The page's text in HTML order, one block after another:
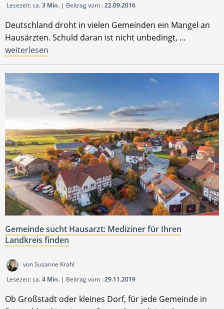
Lesezeit: ca.3 Min. | Beitrag vom :22.09.2016
Deutschland droht in vielen Gemeinden ein Mangel an
Hausärzten. Schuld daran ist nicht unbedingt, …
weiterlesen
Gemeinde sucht Hausarzt: Mediziner für Ihren
Landkreis finden
von Susanne Krahl
Lesezeit: ca.4 Min. | Beitrag vom :29.11.2019
Ob Großstadt oder kleines Dorf, für jede Gemeinde in